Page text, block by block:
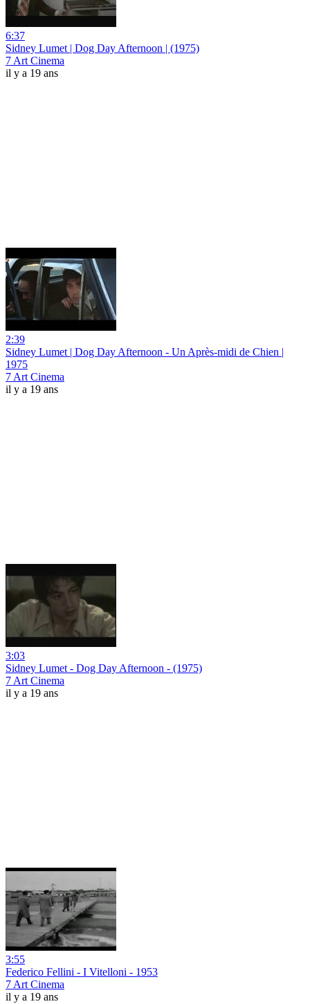
6:37
Sidney Lumet | Dog Day Afternoon | (1975)
7 Art Cinema
il y a 19 ans
2:39
Sidney Lumet | Dog Day Afternoon - Un Après-midi de Chien |
1975
7 Art Cinema
il y a 19 ans
3:03
Sidney Lumet - Dog Day Afternoon - (1975)
7 Art Cinema
il y a 19 ans
3:55
Federico Fellini - I Vitelloni - 1953
7 Art Cinema
il y a 19 ans